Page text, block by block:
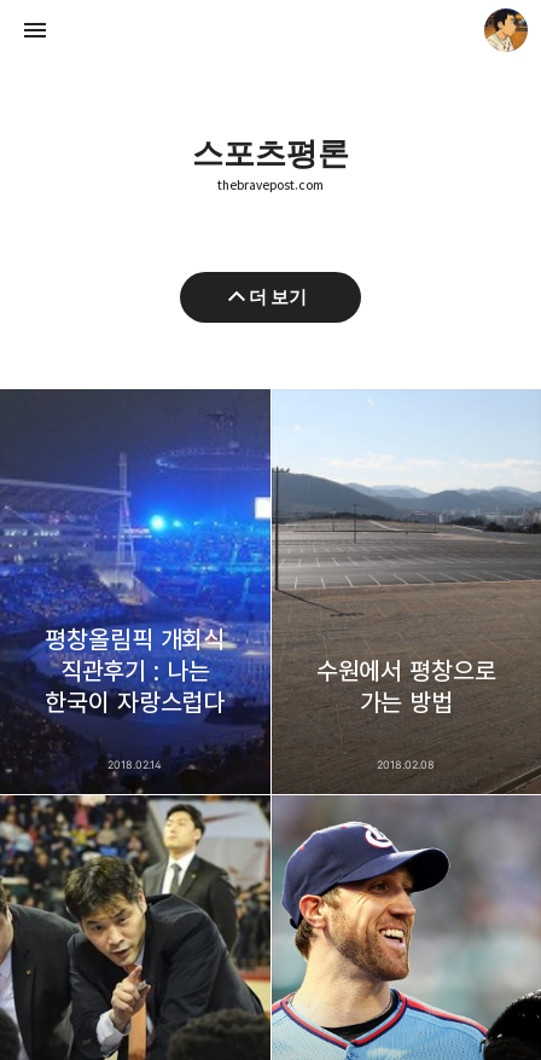
스포츠평론
thebravepost.com
더 보기
평창올림픽 개회식
직관후기 : 나는
한국이 자랑스럽다
2018.02.14
수원에서 평창으로
가는 방법
2018.02.08
thebravepost.com
안난98